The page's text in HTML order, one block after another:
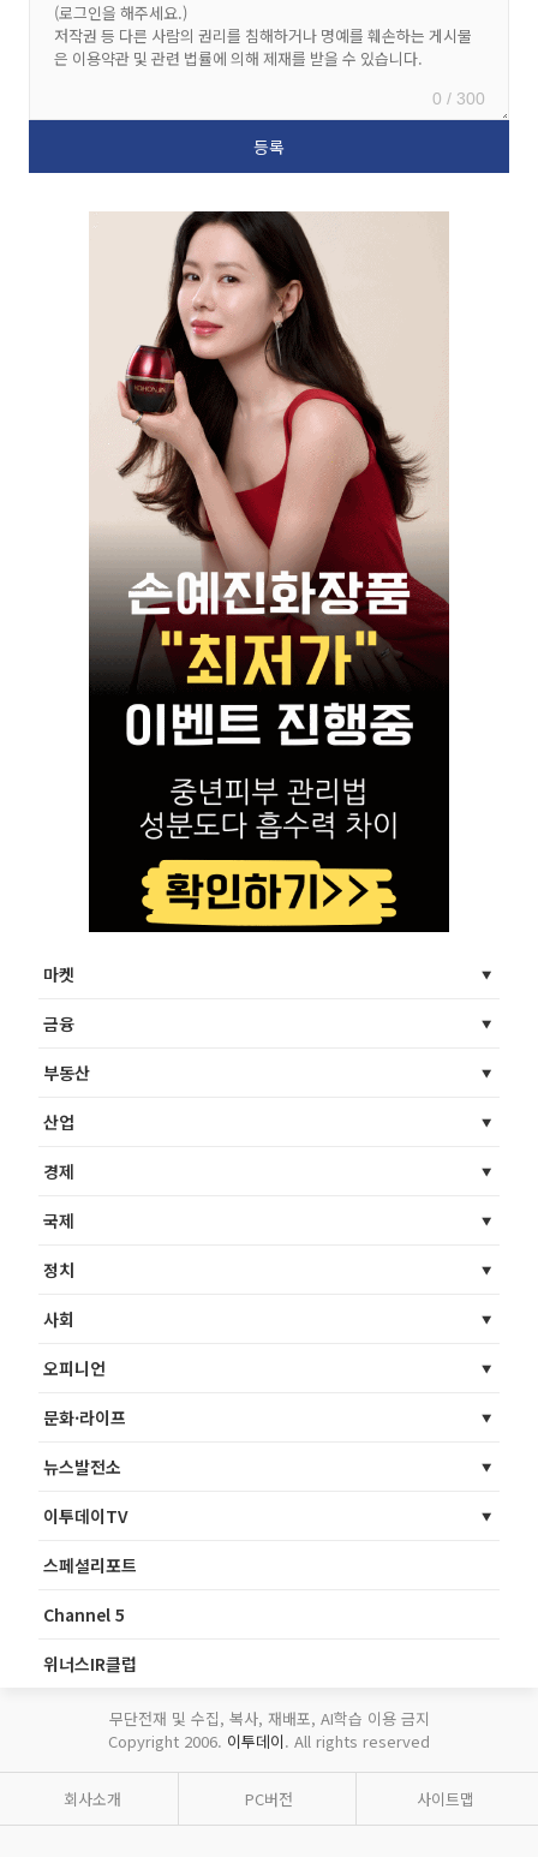
0 / 300
마켓
금융
부동산
산업
경제
국제
정치
사회
오피니언
문화·라이프
뉴스발전소
이투데이TV
스페셜리포트
Channel 5
위너스IR클럽
무단전재 및 수집, 복사, 재배포, AI학습 이용 금지
Copyright 2006. 이투데이. All rights reserved
회사소개 PC버전 사이트맵